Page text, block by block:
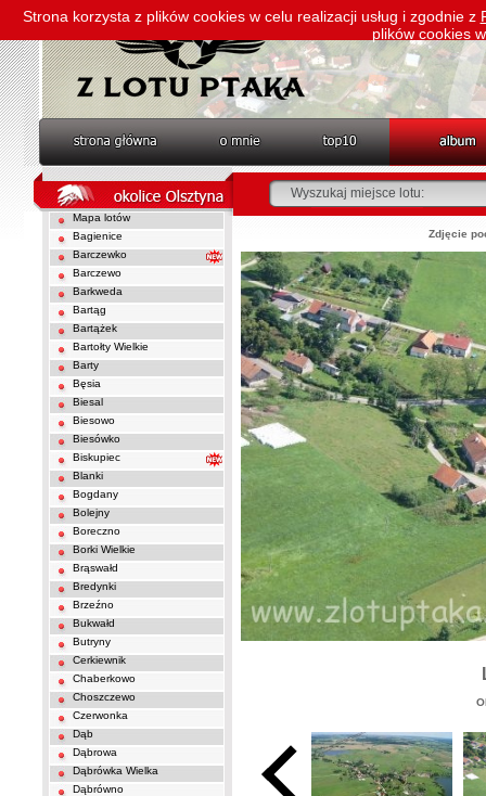
Strona korzysta z plików cookies w celu realizacji usług i zgodnie z
plików cookies
Mapa lotów
Bagienice
Barczewko
Barczewo
Barkweda
Bartąg
Bartążek
Bartołty Wielkie
Barty
Bęsia
Biesal
Biesowo
Biesówko
Biskupiec
Blanki
Bogdany
Bolejny
Boreczno
Borki Wielkie
Brąswałd
Bredynki
Brzeźno
Bukwałd
Butryny
Cerkiewnik
Chaberkowo
Choszczewo
Czerwonka
Dąb
Dąbrowa
Dąbrówka Wielka
Dąbrówno
Zdjęcie